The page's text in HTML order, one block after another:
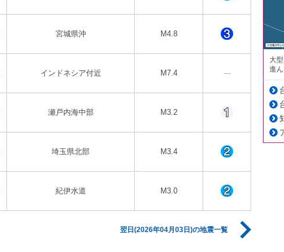
宮城県沖 M4.8
インドネシア付近 M7.4 ---
瀬戸内海中部 M3.2
埼玉県北部 M3.4
紀伊水道 M3.0
翌日(2026年04月03日)の地震一覧
大
進